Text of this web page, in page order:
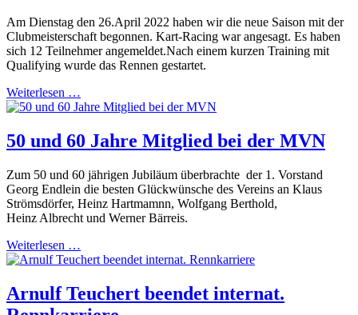
Am Dienstag den 26.April 2022 haben wir die neue Saison mit der
Clubmeisterschaft begonnen. Kart-Racing war angesagt. Es haben
sich 12 Teilnehmer angemeldet.Nach einem kurzen Training mit
Qualifying wurde das Rennen gestartet.
Weiterlesen …
50 und 60 Jahre Mitglied bei der MVN
Zum 50 und 60 jährigen Jubiläum überbrachte der 1. Vorstand
Georg Endlein die besten Glückwünsche des Vereins an Klaus
Strömsdörfer, Heinz Hartmamnn, Wolfgang Berthold,
Heinz Albrecht und Werner Bärreis.
Weiterlesen …
Arnulf Teuchert beendet internat.